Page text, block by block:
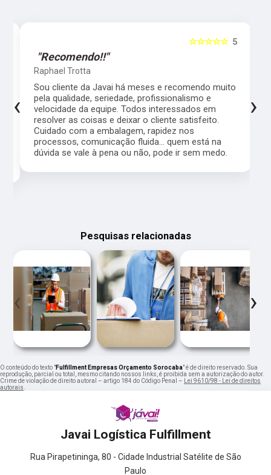
5
☆☆☆☆☆
"Recomendo!!"
Raphael Trotta
Sou cliente da Javai há meses e recomendo muito
pela qualidade, seriedade, profissionalismo e
velocidade da equipe. Todos interessados em
resolver as coisas e deixar o cliente satisfeito.
Cuidado com a embalagem, rapidez nos
processos, comunicação fluida... quem está na
dúvida se vale à pena ou não, pode ir sem medo.
‹ ›
Pesquisas relacionadas
‹ ›
O conteúdo do texto "Fulfillment Empresas Orçamento Sorocaba" é de direito reservado. Sua
reprodução, parcial ou total, mesmo citando nossos links, é proibida sem a autorização do autor.
Crime de violação de direito autoral – artigo 184 do Código Penal –
Lei 9610/98 - Lei de direitos
autorais
Javai Logística Fulfillment
Rua Pirapetininga, 80 - Cidade Industrial Satélite de São
Paulo